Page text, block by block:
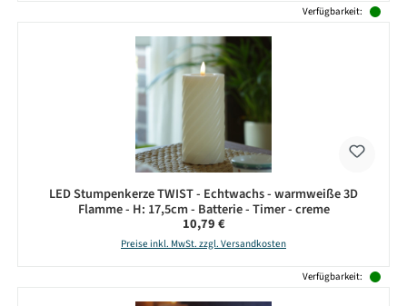
Verfügbarkeit:
LED Stumpenkerze TWIST - Echtwachs - warmweiße 3D
Flamme - H: 17,5cm - Batterie - Timer - creme
Regulärer Preis:
10,79 €
Preise inkl. MwSt. zzgl. Versandkosten
Verfügbarkeit: